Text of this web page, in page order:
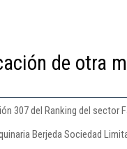
de otra
307 del Ranking del
Berjeda Sociedad